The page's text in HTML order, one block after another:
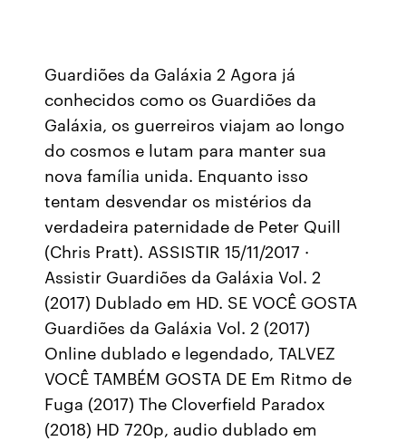
Guardiões da Galáxia 2 Agora já
conhecidos como os Guardiões da
Galáxia, os guerreiros viajam ao longo
do cosmos e lutam para manter sua
nova família unida. Enquanto isso
tentam desvendar os mistérios da
verdadeira paternidade de Peter Quill
(Chris Pratt). ASSISTIR 15/11/2017 ·
Assistir Guardiões da Galáxia Vol. 2
(2017) Dublado em HD. SE VOCÊ GOSTA
Guardiões da Galáxia Vol. 2 (2017)
Online dublado e legendado, TALVEZ
VOCÊ TAMBÉM GOSTA DE Em Ritmo de
Fuga (2017) The Cloverfield Paradox
(2018) HD 720p, audio dublado em